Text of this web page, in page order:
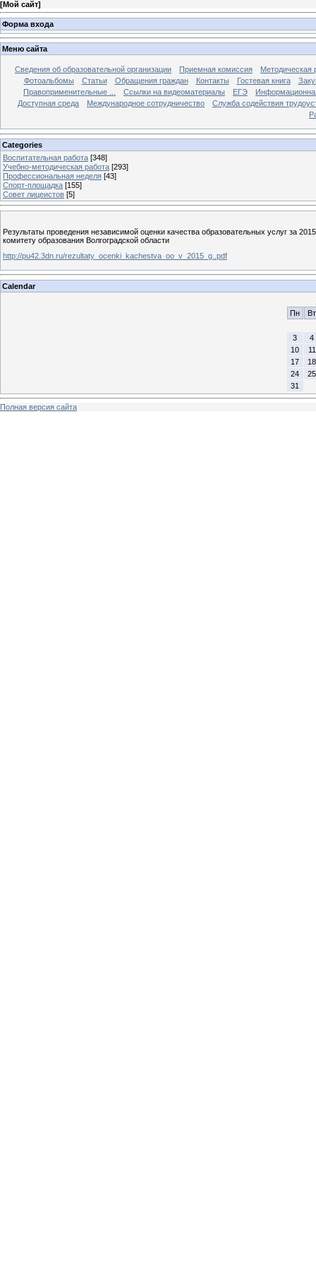
[Мой сайт]
Форма входа
Меню сайта
Сведения об образовательной организации Приемная комиссия
Методическая
Фотоальбомы
Статьи Обращения граждан Контакты Гостевая книга
Правоприменительные ...
Ссылки на видеоматериалы ЕГЭ
Доступная среда
Международное сотрудничество
Служба содействия
Categories
Воспитательная работа [348]
Учебно-методическая работа [293]
Профессиональная неделя [43]
Спорт-площадка [155]
Совет лицеистов [5]
Результаты проведения независимой оценки качества образовательных услуг за
комитету образования Волгоградской области
http://pu42.3dn.ru/rezultaty_ocenki_kachestva_oo_v_2015_g..pdf
Calendar
Пн
Вт
3
4
10
11
17
18
24
25
31
Полная версия сайта